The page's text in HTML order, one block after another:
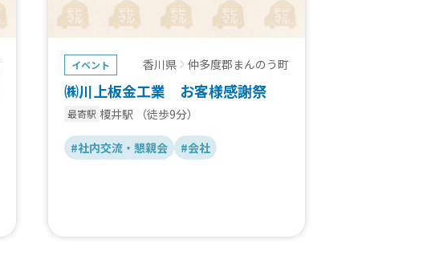
イベント 香川県 仲多度郡まんのう町
㈱川上板金工業 お客様感謝祭
最寄駅 榎井駅 （徒歩9分）
#社内交流・懇親会 #会社